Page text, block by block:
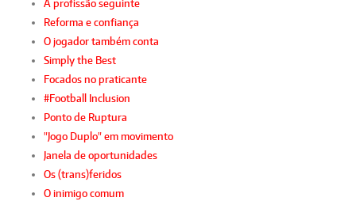
A profissão seguinte
Reforma e confiança
O jogador também conta
Simply the Best
Focados no praticante
#Football Inclusion
Ponto de Ruptura
"Jogo Duplo" em movimento
Janela de oportunidades
Os (trans)feridos
O inimigo comum